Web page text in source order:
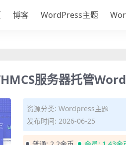
博客 WordPress主题
服务器托管
资源分类: Wordpress主题
发布时间: 2026-06-25